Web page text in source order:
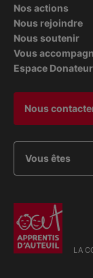
Nos actions
Nous rejoindre
Nous soutenir
Vous
Espace Donateur
Nous
Vous êtes
LA